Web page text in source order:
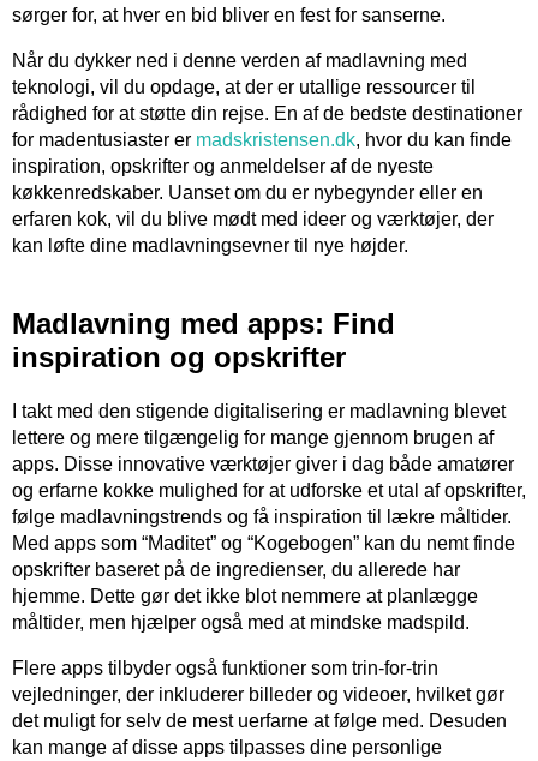
sørger for, at hver en bid bliver en fest for sanserne.
Når du dykker ned i denne verden af madlavning med
teknologi, vil du opdage, at der er utallige ressourcer til
rådighed for at støtte din rejse. En af de bedste destinationer
for madentusiaster er madskristensen.dk, hvor du kan finde
inspiration, opskrifter og anmeldelser af de nyeste
køkkenredskaber. Uanset om du er nybegynder eller en
erfaren kok, vil du blive mødt med ideer og værktøjer, der
kan løfte dine madlavningsevner til nye højder.
Madlavning med apps: Find
inspiration og opskrifter
I takt med den stigende digitalisering er madlavning blevet
lettere og mere tilgængelig for mange gjennom brugen af
apps. Disse innovative værktøjer giver i dag både amatører
og erfarne kokke mulighed for at udforske et utal af opskrifter,
følge madlavningstrends og få inspiration til lækre måltider.
Med apps som “Maditet” og “Kogebogen” kan du nemt finde
opskrifter baseret på de ingredienser, du allerede har
hjemme. Dette gør det ikke blot nemmere at planlægge
måltider, men hjælper også med at mindske madspild.
Flere apps tilbyder også funktioner som trin-for-trin
vejledninger, der inkluderer billeder og videoer, hvilket gør
det muligt for selv de mest uerfarne at følge med. Desuden
kan mange af disse apps tilpasses dine personlige